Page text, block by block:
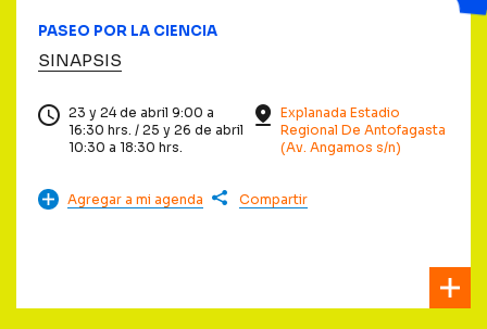
PASEO POR LA CIENCIA
SINAPSIS
23 y 24 de abril 9:00 a
16:30 hrs. / 25 y 26 de abril
10:30 a 18:30 hrs.
Explanada Estadio
Regional De Antofagasta
(Av. Angamos s/n)
Agregar a mi agenda Compartir